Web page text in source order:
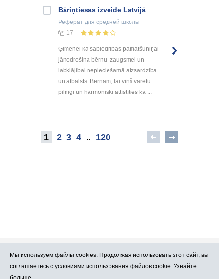
Bāriņtiesas izveide Latvijā
Реферат для средней школы
17
Ģimenei kā sabiedrības pamatšūniņai
jānodrošina bērnu izaugsmei un
labklājībai nepieciešamā aizsardzība
un atbalsts. Bērnam, lai viņš varētu
pilnīgi un harmoniski attīstīties kā ...
1 2 3 4 .. 120
Про Atlants.lv Реклама
Мы используем файлы cookies. Продолжая использовать этот сайт, вы
соглашаетесь с условиями использования файлов cookie. Узнайте
больше.